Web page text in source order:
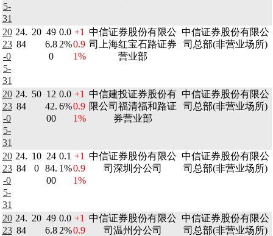
5-
31
20
23
-0
5-
31
24.
84
20 49
6.8
0
0.0
2%
+1
0.9
1%
中信证券股份有限公
司上海红宝石路证券
营业部
中信证券股份有限公
司总部(非营业场所)
20
23
-0
5-
31
24.
84
50 12
42.
00
0.0
6%
+1
0.9
1%
中信建投证券股份有
限公司福清福和路证
券营业部
中信证券股份有限公
司总部(非营业场所)
20
23
-0
5-
31
24.
84
10
0
24
84.
00
0.1
1%
+1
0.9
1%
中信证券股份有限公
司深圳分公司
中信证券股份有限公
司总部(非营业场所)
20
23
24.
84
20 49
6.8
0.0
2%
+1
0.9
中信证券股份有限公
司温州分公司
中信证券股份有限公
司总部(非营业场所)